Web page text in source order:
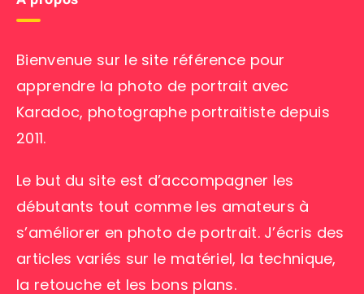
Bienvenue sur le site référence pour
apprendre la photo de portrait avec
Karadoc, photographe portraitiste depuis
2011.
Le but du site est d’accompagner les
débutants tout comme les amateurs à
s’améliorer en photo de portrait. J’écris des
articles variés sur le matériel, la technique,
la retouche et les bons plans.